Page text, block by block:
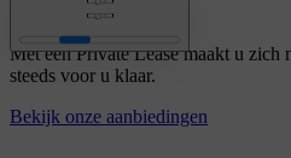
Met een Private Lease maakt u
steeds voor u klaar.
Bekijk onze aanbiedingen